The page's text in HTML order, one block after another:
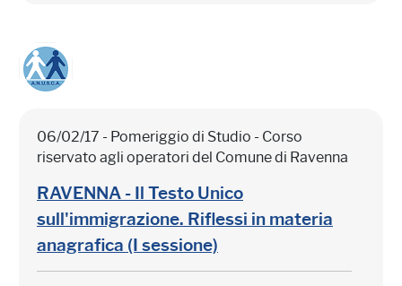
06/02/17 - Pomeriggio di Studio - Corso
riservato agli operatori del Comune di Ravenna
RAVENNA - Il Testo Unico
sull'immigrazione. Riflessi in materia
anagrafica (I sessione)